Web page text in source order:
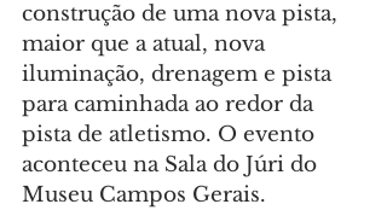
construção de uma nova pista,
maior que a atual, nova
iluminação, drenagem e pista
para caminhada ao redor da
pista de atletismo. O evento
aconteceu na Sala do Júri do
Museu Campos Gerais.